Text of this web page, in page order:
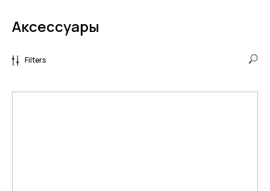
Аксессуары
Filters